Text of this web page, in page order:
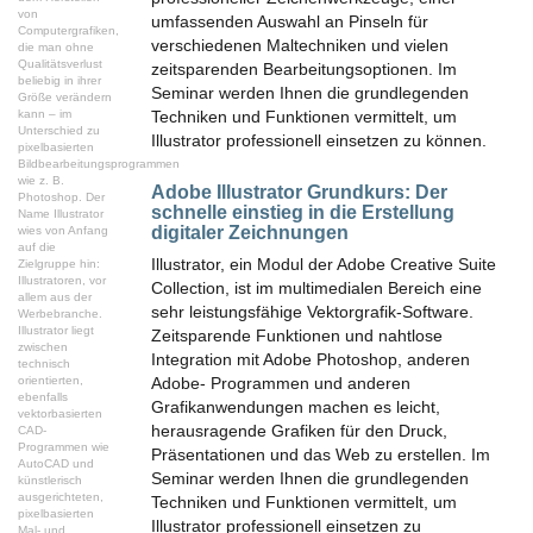
von
Computergrafiken,
die man ohne
Qualitätsverlust
beliebig in ihrer
Größe verändern
kann – im
Unterschied zu
pixelbasierten
Bildbearbeitungsprogrammen
wie z. B.
Photoshop. Der
Name Illustrator
wies von Anfang
auf die
Zielgruppe hin:
Illustratoren, vor
allem aus der
Werbebranche.
Illustrator liegt
zwischen
technisch
orientierten,
ebenfalls
vektorbasierten
CAD-
Programmen wie
AutoCAD und
künstlerisch
ausgerichteten,
pixelbasierten
Mal- und
umfassenden Auswahl an Pinseln für
verschiedenen Maltechniken und vielen
zeitsparenden Bearbeitungsoptionen. Im
Seminar werden Ihnen die grundlegenden
Techniken und Funktionen vermittelt, um
Illustrator professionell einsetzen zu können.
Adobe Illustrator Grundkurs: Der
schnelle einstieg in die Erstellung
digitaler Zeichnungen
Illustrator, ein Modul der Adobe Creative Suite
Collection, ist im multimedialen Bereich eine
sehr leistungsfähige Vektorgrafik-Software.
Zeitsparende Funktionen und nahtlose
Integration mit Adobe Photoshop, anderen
Adobe- Programmen und anderen
Grafikanwendungen machen es leicht,
herausragende Grafiken für den Druck,
Präsentationen und das Web zu erstellen. Im
Seminar werden Ihnen die grundlegenden
Techniken und Funktionen vermittelt, um
Illustrator professionell einsetzen zu